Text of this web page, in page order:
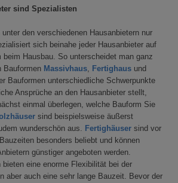
sind Spezialisten
den verschiedenen Hausanbietern nur
sich beinahe jeder Hausanbieter auf
Hausbau. So unterscheidet man ganz
Bauformen Massivhaus, Fertighaus und
Bauformen unterschiedliche Schwerpunkte
Ansprüche an den Hausanbieter stellt,
einmal überlegen, welche Bauform Sie
sind beispielsweise äußerst
wunderschön aus. Fertighäuser sind vor
besonders beliebt und können
günstiger angeboten werden.
bieten eine enorme Flexibilität bei der
aber auch eine sehr lange Bauzeit. Bevor der